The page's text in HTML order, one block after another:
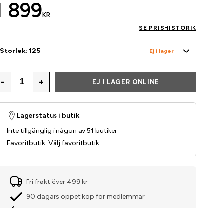
899 KR
SE PRISHISTORIK
Storlek: 125 Ej i lager
- + EJ I LAGER ONLINE
Lagerstatus i butik
Inte tillgänglig i någon av 51 butiker
Favoritbutik: Välj favoritbutik
Fri frakt över 499 kr
90 dagars öppet köp för medlemmar